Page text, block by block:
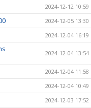
2024-12-12 10:59
2024-12-05 13:30
2024-12-04 16:19
2024-12-04 13:54
2024-12-04 11:58
2024-12-04 10:49
2024-12-03 17:52